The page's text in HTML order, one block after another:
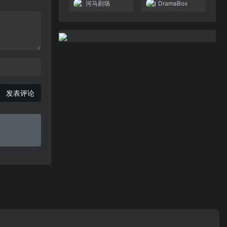
发表评论
河马剧场 DramaBox